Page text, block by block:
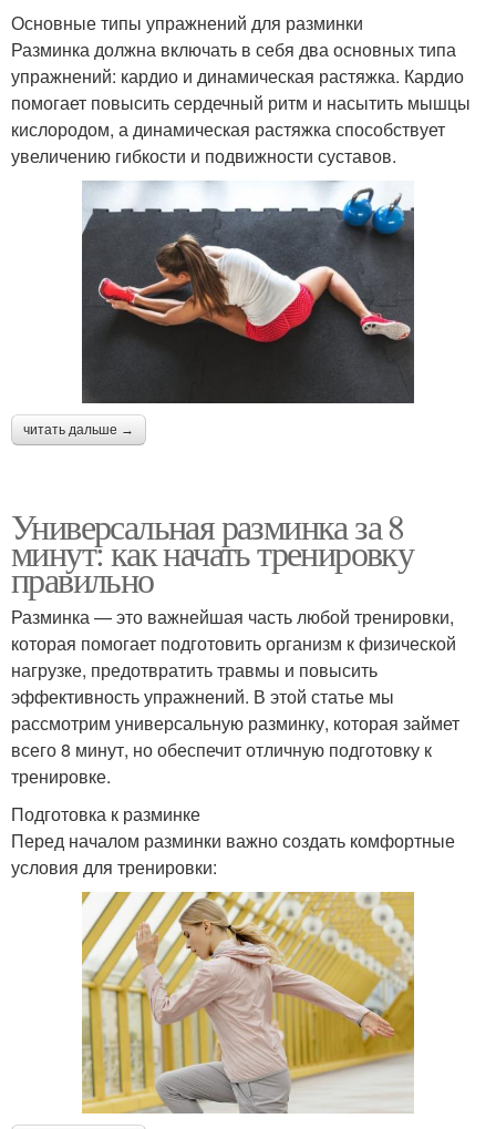
Основные типы упражнений для разминки
Разминка должна включать в себя два основных типа
упражнений: кардио и динамическая растяжка. Кардио
помогает повысить сердечный ритм и насытить мышцы
кислородом, а динамическая растяжка способствует
увеличению гибкости и подвижности суставов.
читать дальше →
Универсальная разминка за 8
минут: как начать тренировку
правильно
Разминка — это важнейшая часть любой тренировки,
которая помогает подготовить организм к физической
нагрузке, предотвратить травмы и повысить
эффективность упражнений. В этой статье мы
рассмотрим универсальную разминку, которая займет
всего 8 минут, но обеспечит отличную подготовку к
тренировке.
Подготовка к разминке
Перед началом разминки важно создать комфортные
условия для тренировки: